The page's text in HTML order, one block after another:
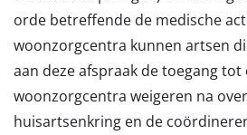
orde betreffende de medische
woonzorgcentra kunnen artsen
aan deze afspraak de toegang tot
woonzorgcentra weigeren na
huisartsenkring en de